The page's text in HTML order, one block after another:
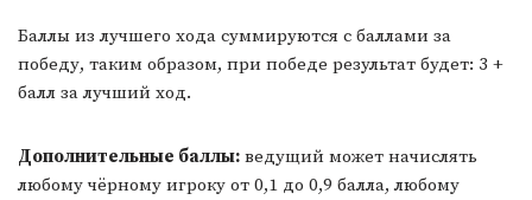
Баллы из лучшего хода суммируются с баллами за
победу, таким образом, при победе результат будет: 3 +
балл за лучший ход.
Дополнительные баллы: ведущий может начислять
любому чёрному игроку от 0,1 до 0,9 балла, любому